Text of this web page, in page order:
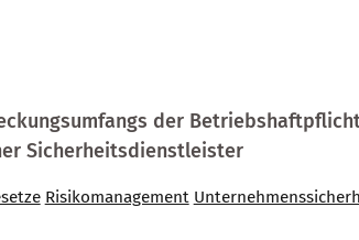
der
Sicherheitsdienstleister
Risikomanagement